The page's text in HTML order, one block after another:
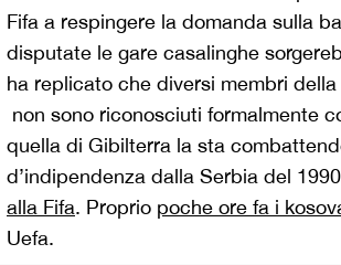
Fifa a respingere la domanda sulla
disputate le gare casalinghe
ha replicato che diversi membri
non sono riconosciuti formalmente
quella di Gibilterra la sta
d’indipendenza dalla Serbia del
alla Fifa. Proprio poche ore fa i
Uefa.